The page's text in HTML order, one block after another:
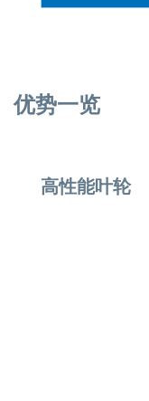
优势一览
高性能叶轮